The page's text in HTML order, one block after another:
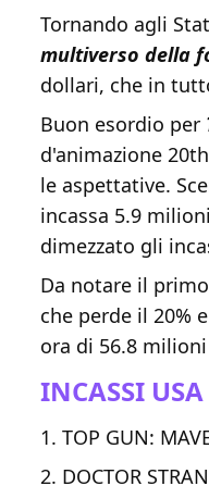
Tornando agli
multiverso della
dollari, che in
Buon esordio per
d'animazione
le aspettative.
incassa 5.9
dimezzato gli
Da notare il
che perde il 20%
ora di 56.8
INCASSI
TOP GUN:
DOCTOR